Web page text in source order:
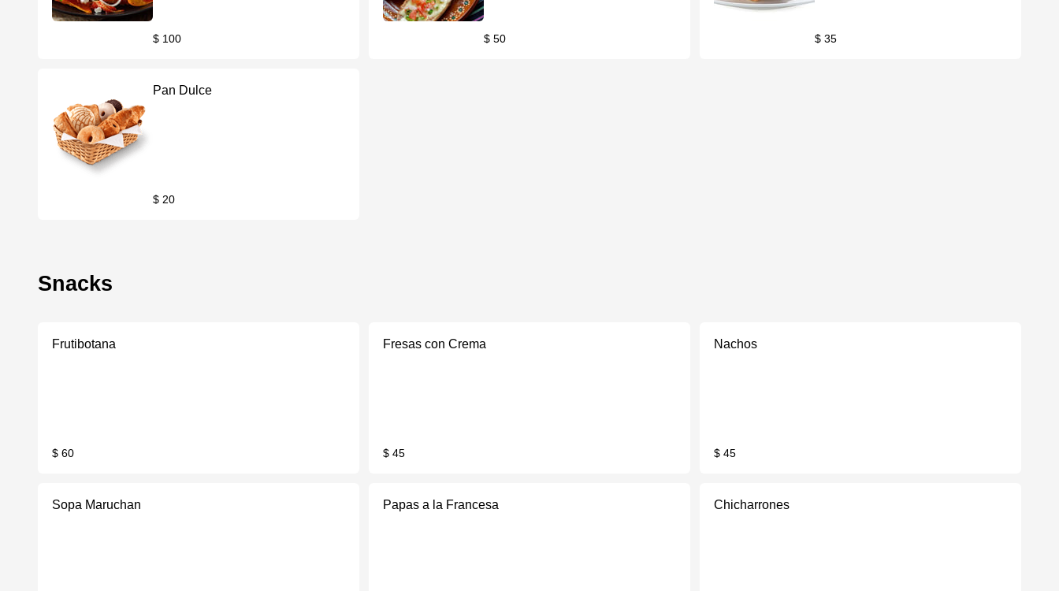
$ 100 $ 50 $ 35
Pan Dulce
$ 20
Snacks
Frutibotana
$ 60
Fresas con Crema
$ 45
Nachos
$ 45
Sopa Maruchan Papas a la Francesa Chicharrones